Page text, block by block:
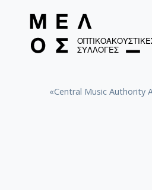
«Central Music Authority